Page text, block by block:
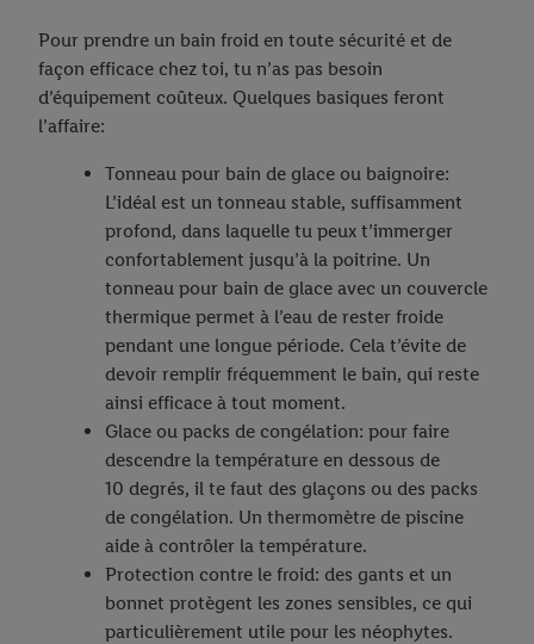
Pour prendre un bain froid en toute sécurité et de
façon efficace chez toi, tu n’as pas besoin
d’équipement coûteux. Quelques basiques feront
l’affaire:
Tonneau pour bain de glace ou baignoire:
L’idéal est un tonneau stable, suffisamment
profond, dans laquelle tu peux t’immerger
confortablement jusqu’à la poitrine. Un
tonneau pour bain de glace avec un couvercle
thermique permet à l’eau de rester froide
pendant une longue période. Cela t’évite de
devoir remplir fréquemment le bain, qui reste
ainsi efficace à tout moment.
Glace ou packs de congélation: pour faire
descendre la température en dessous de
10 degrés, il te faut des glaçons ou des packs
de congélation. Un thermomètre de piscine
aide à contrôler la température.
Protection contre le froid: des gants et un
bonnet protègent les zones sensibles, ce qui
particulièrement utile pour les néophytes.